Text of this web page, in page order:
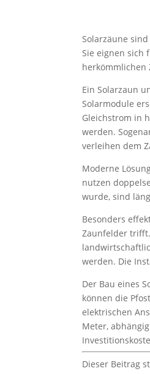
Solarzäune
Sie eignen sich
herkömmlichen
Ein Solarzaun
Solarmodule
Gleichstrom in
werden.
verleihen dem
Moderne
nutzen
wurde, sind
Besonders
Zaunfelder
werden. Die
Der Bau eines
können die
elektrischen
Meter,
Dieser Beitrag